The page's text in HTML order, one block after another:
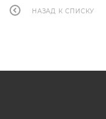
НАЗАД К СПИСКУ